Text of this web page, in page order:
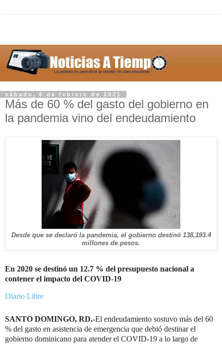
sábado, 6 de febrero de 2021
Más de 60 % del gasto del gobierno en
la pandemia vino del endeudamiento
Desde que se declaró la pandemia, el gobierno destinó 138,193.4
millones de pesos.
En 2020 se destinó un 12.7 % del presupuesto nacional a
contener el impacto del COVID-19
Diario Libre
SANTO DOMINGO, RD.-El endeudamiento sostuvo más del 60
% del gasto en asistencia de emergencia que debió destinar el
gobierno dominicano para atender el COVID-19 a lo largo de